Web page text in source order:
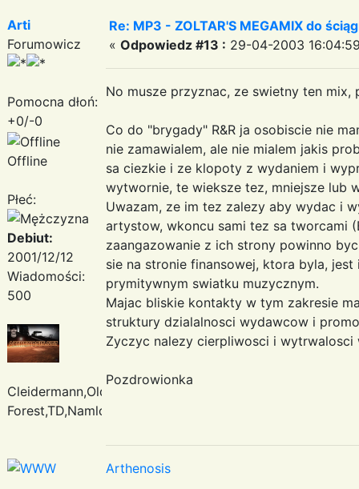
Arti
Forumowicz
Pomocna dłoń:
+0/-0
Offline
Płeć:
Debiut:
2001/12/12
Wiadomości:
500
Cleidermann,Oldfield,Enigma,Deep
Forest,TD,Namlook
Re: MP3 - ZOLTAR'S MEGAMIX do
« Odpowiedz #13 : 29-04-2003
No musze przyznac, ze swietny ten
Co do "brygady" R&R ja osobiscie nie
nie zamawialem, ale nie mialem jakis
sa ciezkie i ze klopoty z wydaniem i
wytwornie, te wieksze tez, mniejsze lub
Uwazam, ze im tez zalezy aby wydac i
artystow, wkoncu sami tez sa tworcami
zaangazowanie z ich strony powinno
sie na stronie finansowej, ktora byla,
prymitywnym swiatku muzycznym.
Majac bliskie kontakty w tym zakresie
struktury dzialalnosci wydawcow i
Zyczyc nalezy cierpliwosci i
Pozdrowionka
Arthenosis